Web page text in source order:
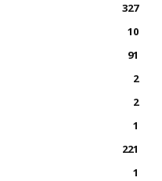
327
10
91
2
2
1
221
1